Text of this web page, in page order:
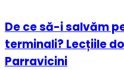
De ce să-i salvăm
terminali? Lecțiile
Parravicini